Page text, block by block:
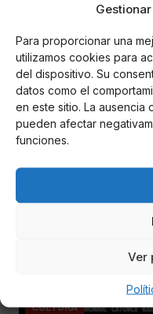
Para proporcionar una
utilizamos cookies para
del dispositivo. Su
datos como el
en este sitio. La ausencia
pueden afectar
funciones.
Ver
Roberto Sada
Jethro Tull traen
España
Barcelona, Madrid y
CULTURA